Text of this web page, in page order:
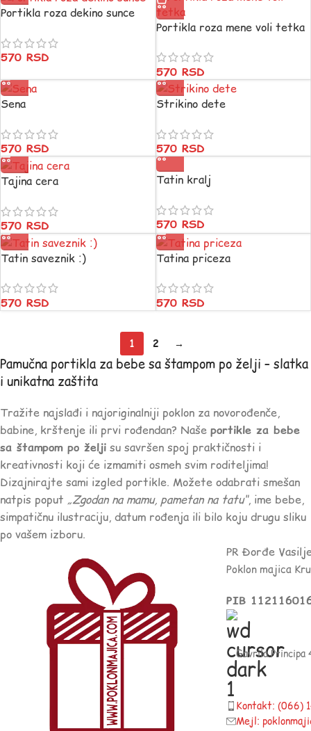
Portikla roza dekino sunce
570 RSD
Portikla roza mene voli tetka
570 RSD
Sena
570 RSD
Strikino dete
570 RSD
Tajina cera
570 RSD
Tatin kralj
570 RSD
Tatin saveznik :)
570 RSD
Tatina priceza
570 RSD
1 2 →
Pamučna portikla za bebe sa štampom po želji – slatka
i unikatna zaštita
Tražite najslađi i najoriginalniji poklon za novorođenče,
babine, krštenje ili prvi rođendan? Naše portikle za bebe
sa štampom po želji su savršen spoj praktičnosti i
kreativnosti koji će izmamiti osmeh svim roditeljima!
Dizajnirajte sami izgled portikle. Možete odabrati smešan
natpis poput „Zgodan na mamu, pametan na tatu“, ime bebe,
simpatičnu ilustraciju, datum rođenja ili bilo koju drugu sliku
po vašem izboru.
PR Đorđe
Poklon majica
PIB
Gavrila Principa
Kontakt: (066)
Mejl: